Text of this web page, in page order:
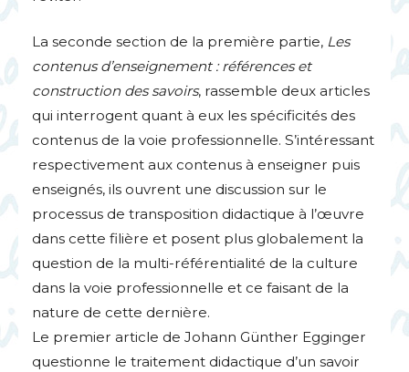
La seconde section de la première partie, Les
contenus d’enseignement : références et
construction des savoirs, rassemble deux articles
qui interrogent quant à eux les spécificités des
contenus de la voie professionnelle. S’intéressant
respectivement aux contenus à enseigner puis
enseignés, ils ouvrent une discussion sur le
processus de transposition didactique à l’œuvre
dans cette filière et posent plus globalement la
question de la multi-référentialité de la culture
dans la voie professionnelle et ce faisant de la
nature de cette dernière.
Le premier article de Johann Günther Egginger
questionne le traitement didactique d’un savoir